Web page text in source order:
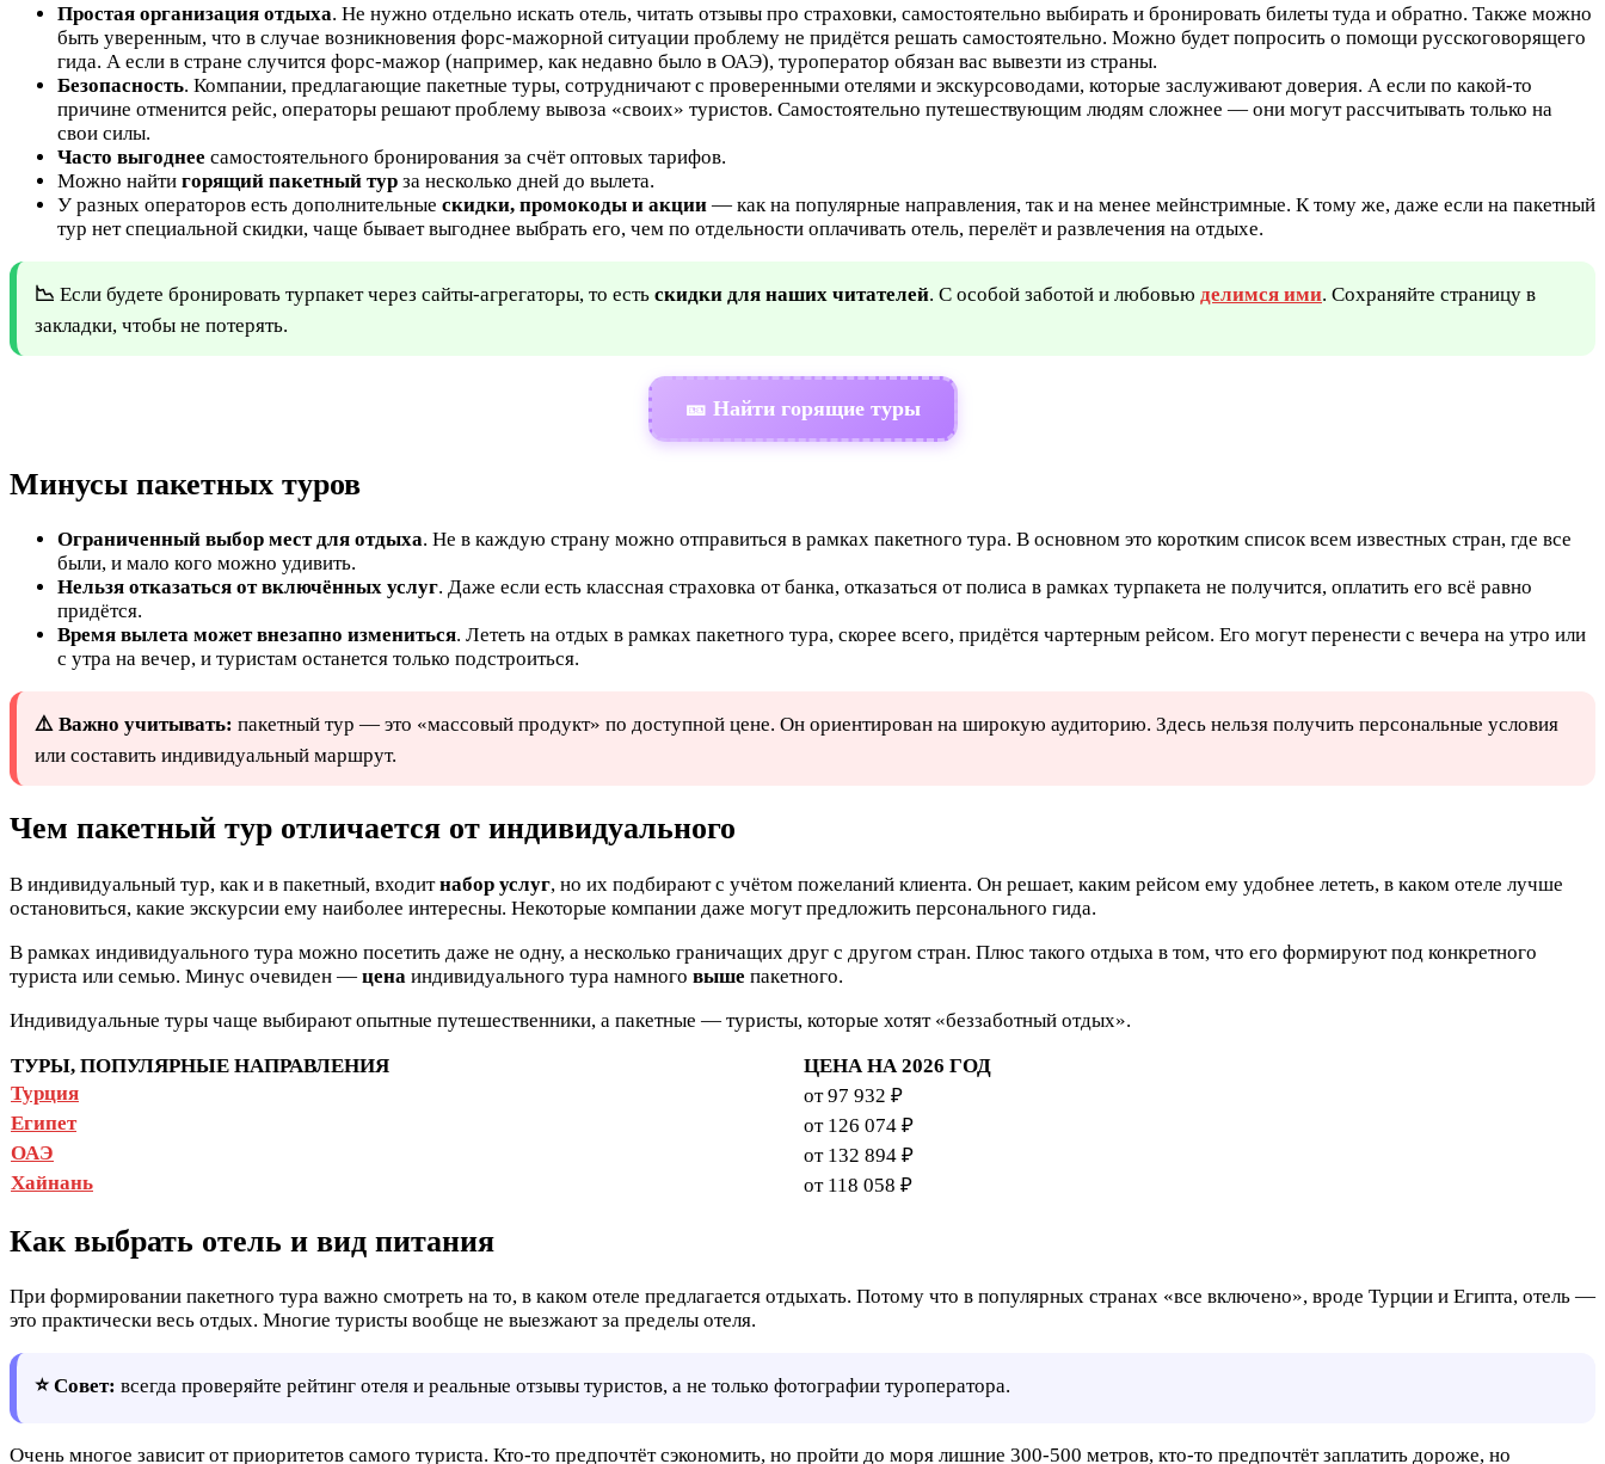
Простая организация отдыха. Не нужно отдельно искать отель, читать отзывы про страховки, самостоятельно выбирать и бронировать билеты туда и обратно. Также можно
быть уверенным, что в случае возникновения форс-мажорной ситуации проблему не придётся решать самостоятельно. Можно будет попросить о помощи русскоговорящего
гида. А если в стране случится форс-мажор (например, как недавно было в ОАЭ), туроператор обязан вас вывезти из страны.
Безопасность. Компании, предлагающие пакетные туры, сотрудничают с проверенными отелями и экскурсоводами, которые заслуживают доверия. А если по какой-то
причине отменится рейс, операторы решают проблему вывоза «своих» туристов. Самостоятельно путешествующим людям сложнее — они могут рассчитывать только на
свои силы.
Часто выгоднее самостоятельного бронирования за счёт оптовых тарифов.
Можно найти горящий пакетный тур за несколько дней до вылета.
У разных операторов есть дополнительные скидки, промокоды и акции — как на популярные направления, так и на менее мейнстримные. К тому же, даже если на пакетный
тур нет специальной скидки, чаще бывает выгоднее выбрать его, чем по отдельности оплачивать отель, перелёт и развлечения на отдыхе.
📉 Если будете бронировать турпакет через сайты-агрегаторы, то есть скидки для наших читателей. С особой заботой и любовью делимся ими. Сохраняйте страницу в
закладки, чтобы не потерять.
🎫 Найти горящие туры
Минусы пакетных туров
Ограниченный выбор мест для отдыха. Не в каждую страну можно отправиться в рамках пакетного тура. В основном это коротким список всем известных стран, где все
были, и мало кого можно удивить.
Нельзя отказаться от включённых услуг. Даже если есть классная страховка от банка, отказаться от полиса в рамках турпакета не получится, оплатить его всё равно
придётся.
Время вылета может внезапно измениться. Лететь на отдых в рамках пакетного тура, скорее всего, придётся чартерным рейсом. Его могут перенести с вечера на утро или
с утра на вечер, и туристам останется только подстроиться.
⚠️ Важно учитывать: пакетный тур — это «массовый продукт» по доступной цене. Он ориентирован на широкую аудиторию. Здесь нельзя получить персональные условия
или составить индивидуальный маршрут.
Чем пакетный тур отличается от индивидуального
В индивидуальный тур, как и в пакетный, входитнабор услуг, но их подбирают с учётом пожеланий клиента. Он решает, каким рейсом ему удобнее лететь, в каком отеле лучше
остановиться, какие экскурсии ему наиболее интересны. Некоторые компании даже могут предложить персонального гида.
В рамках индивидуального тура можно посетить даже не одну, а несколько граничащих друг с другом стран. Плюс такого отдыха в том, что его формируют под конкретного
туриста или семью. Минус очевиден — цена индивидуального тура намного выше пакетного.
Индивидуальные туры чаще выбирают опытные путешественники, а пакетные — туристы, которые хотят «беззаботный отдых».
ТУРЫ, ПОПУЛЯРНЫЕ НАПРАВЛЕНИЯ
ЦЕНА НА 2026 ГОД
Турция
от 97 932 ₽
Египет
от 126 074 ₽
ОАЭ
от 132 894 ₽
Хайнань
от 118 058 ₽
Как выбрать отель и вид питания
При формировании пакетного тура важно смотреть на то, в каком отеле предлагается отдыхать. Потому что в популярных странах «все включено», вроде Турции и Египта, отель —
это практически весь отдых. Многие туристы вообще не выезжают за пределы отеля.
⭐ Совет: всегда проверяйте рейтинг отеля и реальные отзывы туристов, а не только фотографии туроператора.
Очень многое зависит от приоритетов самого туриста. Кто-то предпочтёт сэкономить, но пройти до моря лишние 300-500 метров, кто-то предпочтёт заплатить дороже, но